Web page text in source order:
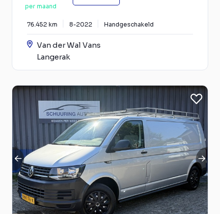
per maand
76.452 km 8-2022 Handgeschakeld
Van der Wal Vans
Langerak